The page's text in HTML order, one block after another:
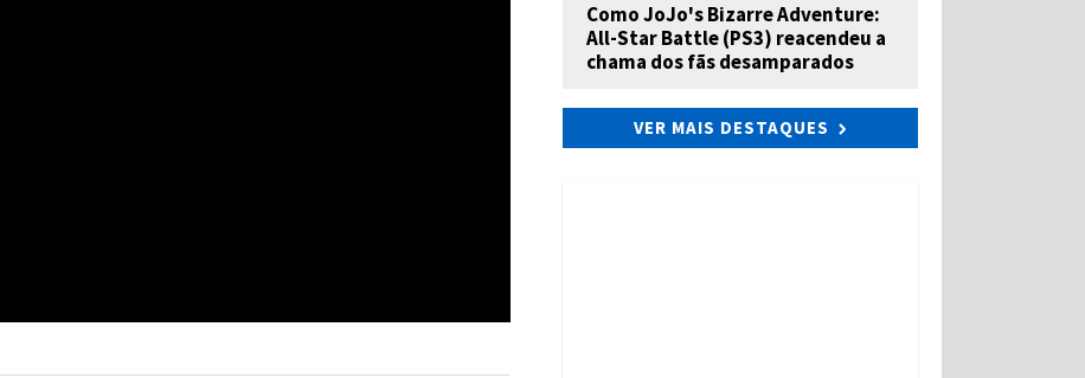
Como JoJo's Bizarre Adventure:
All-Star Battle (PS3) reacendeu a
chama dos fãs desamparados
VER MAIS DESTAQUES